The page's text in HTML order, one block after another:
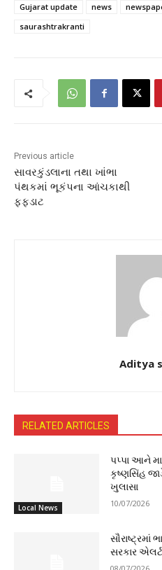
Gujarat update
news
saurashtrakranti
Previous article
સાવરકુંડલાના તથા ખાંભા
પંથકમાં ભૂકંપના આંચકાથી
ફફડાટ
Aditya
RELATED ARTICLES
Local News
પપ્પા આને
કૃષ્ણસિંહ
ખુલાસા
10/07/2026
સૌરાષ્ટ્રમાં
સરકાર